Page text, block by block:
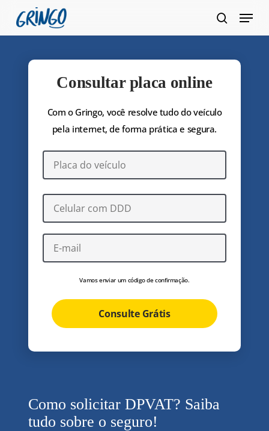
Pular
para
conteúdo
Menu
Consultar placa online
Com o Gringo, você resolve tudo do veículo
pela internet, de forma prática e segura.
Vamos enviar um código de confirmação.
Consulte Grátis
Como solicitar DPVAT? Saiba
tudo sobre o seguro!